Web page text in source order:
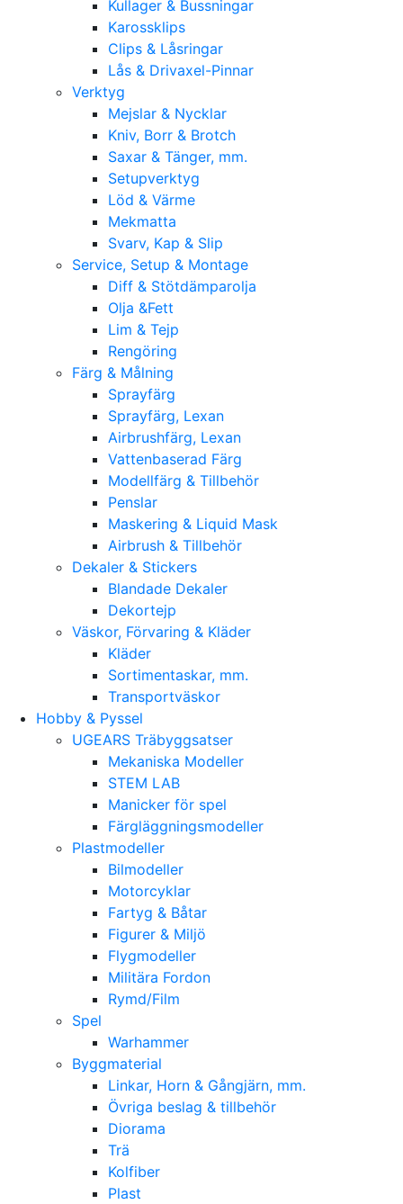
Kullager & Bussningar
Karossklips
Clips & Låsringar
Lås & Drivaxel-Pinnar
Verktyg
Mejslar & Nycklar
Kniv, Borr & Brotch
Saxar & Tänger, mm.
Setupverktyg
Löd & Värme
Mekmatta
Svarv, Kap & Slip
Service, Setup & Montage
Diff & Stötdämparolja
Olja &Fett
Lim & Tejp
Rengöring
Färg & Målning
Sprayfärg
Sprayfärg, Lexan
Airbrushfärg, Lexan
Vattenbaserad Färg
Modellfärg & Tillbehör
Penslar
Maskering & Liquid Mask
Airbrush & Tillbehör
Dekaler & Stickers
Blandade Dekaler
Dekortejp
Väskor, Förvaring & Kläder
Kläder
Sortimentaskar, mm.
Transportväskor
Hobby & Pyssel
UGEARS Träbyggsatser
Mekaniska Modeller
STEM LAB
Manicker för spel
Färgläggningsmodeller
Plastmodeller
Bilmodeller
Motorcyklar
Fartyg & Båtar
Figurer & Miljö
Flygmodeller
Militära Fordon
Rymd/Film
Spel
Warhammer
Byggmaterial
Linkar, Horn & Gångjärn, mm.
Övriga beslag & tillbehör
Diorama
Trä
Kolfiber
Plast